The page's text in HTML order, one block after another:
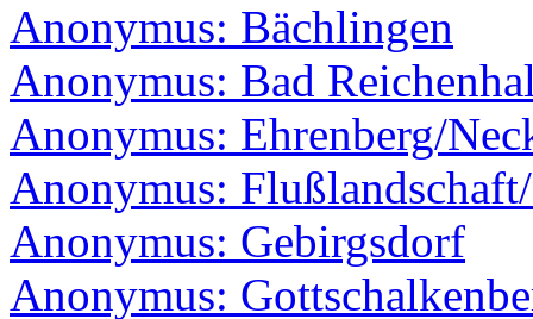
Anonymus: Bächlingen
Anonymus: Bad
Anonymus: Ehrenberg/
Anonymus:
Anonymus: Gebirgsdorf
Anonymus: